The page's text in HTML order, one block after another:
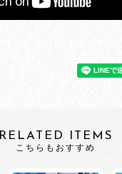
RELATED ITEMS
こちらもおすすめ